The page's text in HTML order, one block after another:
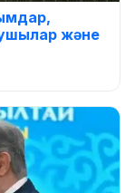
және